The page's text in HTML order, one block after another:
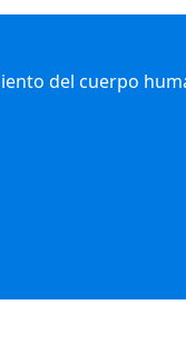
del cuerpo